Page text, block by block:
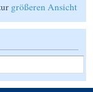
größeren Ansicht